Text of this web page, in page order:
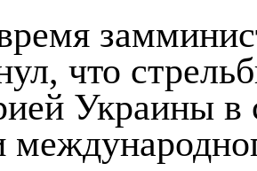
что
Украины в